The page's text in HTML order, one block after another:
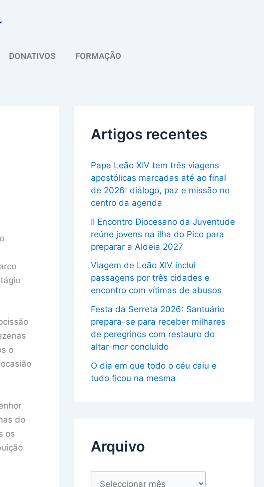
DONATIVOS FORMAÇÃO
o
do
os
Artigos recentes
Papa Leão XIV tem três viagens
apostólicas marcadas até ao final
de 2026: diálogo, paz e missão no
centro da agenda
II Encontro Diocesano da Juventude
reúne jovens na ilha do Pico para
preparar a Aldeia 2027
Viagem de Leão XIV inclui
passagens por três cidades e
encontro com vítimas de abusos
Festa da Serreta 2026: Santuário
prepara-se para receber milhares
de peregrinos com restauro do
altar-mor concluído
O dia em que todo o céu caiu e
tudo ficou na mesma
Arquivo
u